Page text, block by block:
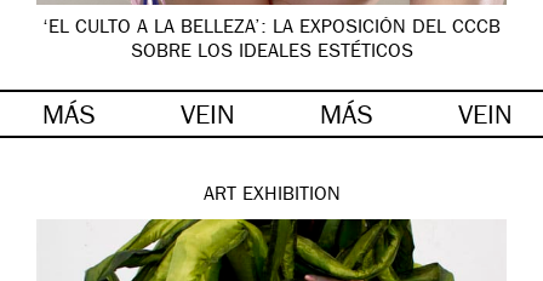
‘EL CULTO A LA BELLEZA’: LA EXPOSICIÓN DEL CCCB
SOBRE LOS IDEALES ESTÉTICOS
MÁS VEIN MÁS VEIN
ART EXHIBITION